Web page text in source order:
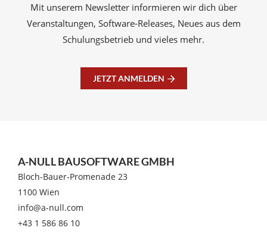
Mit unserem Newsletter informieren wir dich über
Veranstaltungen, Software-Releases, Neues aus dem
Schulungsbetrieb und vieles mehr.
JETZT ANMELDEN
A-NULL BAUSOFTWARE GMBH
Bloch-Bauer-Promenade 23
1100 Wien
info@a-null.com
+43 1 586 86 10